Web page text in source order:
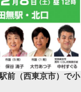
前（西東京市）で小